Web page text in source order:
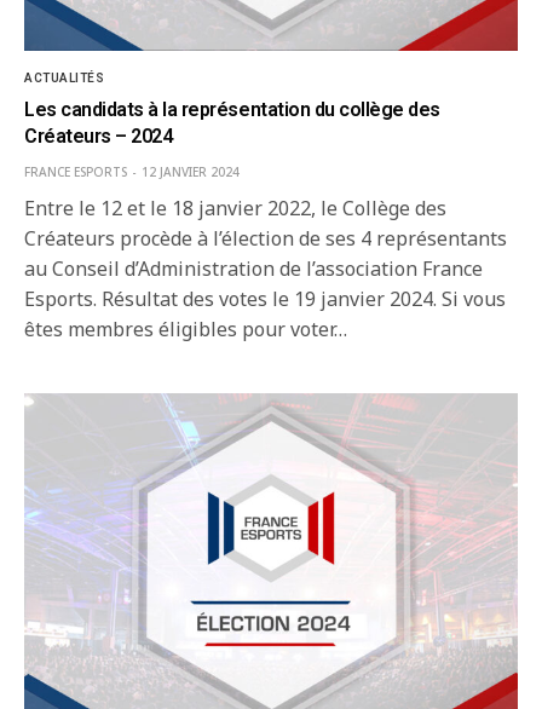
ACTUALITÉS
Les candidats à la représentation du collège des
Créateurs – 2024
FRANCE ESPORTS 12 JANVIER 2024
Entre le 12 et le 18 janvier 2022, le Collège des
Créateurs procède à l’élection de ses 4 représentants
au Conseil d’Administration de l’association France
Esports. Résultat des votes le 19 janvier 2024. Si vous
êtes membres éligibles pour voter…